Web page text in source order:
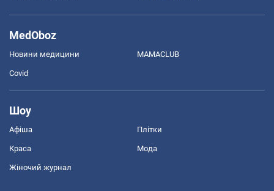
MedOboz
Новини медицини MAMACLUB
Covid
Шоу
Афіша Плітки
Краса Мода
Жіночий журнал